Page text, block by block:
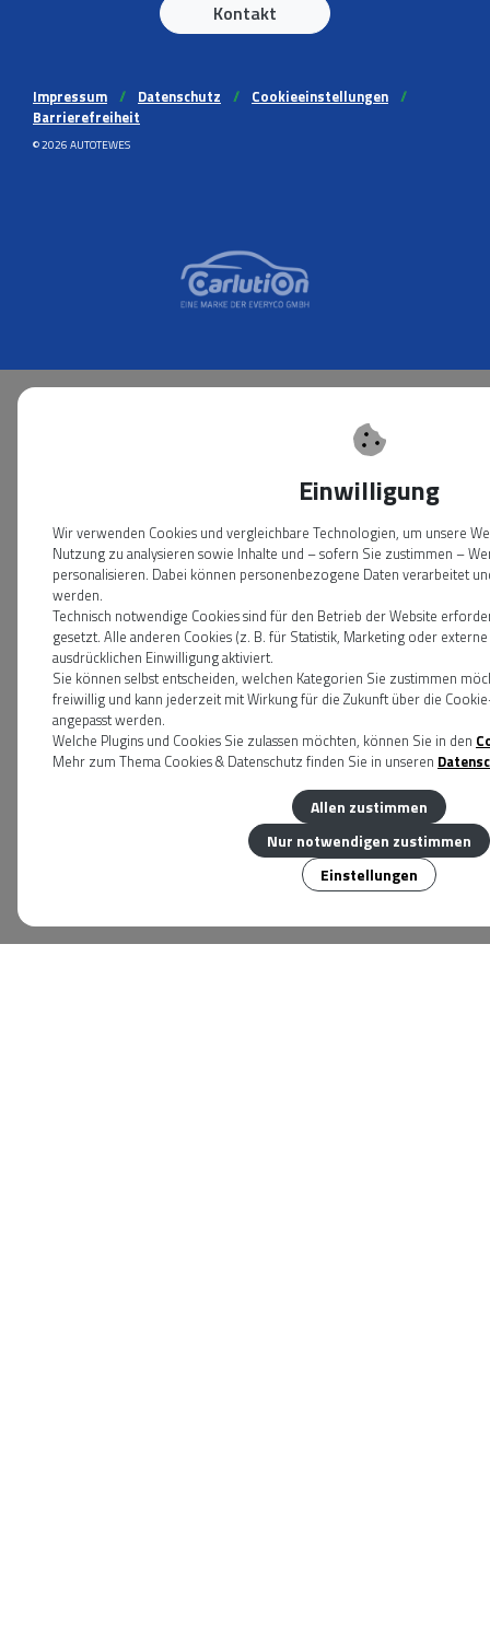
Kontakt
Impressum // Datenschutz // Cookieeinstellungen //
Barrierefreiheit
© 2026 AUTOTEWES
Einwilligung
Wir verwenden Cookies und vergleichbare Technologien, um unsere
Nutzung zu analysieren sowie Inhalte und – sofern Sie zustimmen –
personalisieren. Dabei können personenbezogene Daten verarbeitet
werden.
Technisch notwendige Cookies sind für den Betrieb der Website
gesetzt. Alle anderen Cookies (z. B. für Statistik, Marketing oder
ausdrücklichen Einwilligung aktiviert.
Sie können selbst entscheiden, welchen Kategorien Sie zustimmen
freiwillig und kann jederzeit mit Wirkung für die Zukunft über die
angepasst werden.
Welche Plugins und Cookies Sie zulassen möchten, können Sie in den
Mehr zum Thema Cookies & Datenschutz finden Sie in unseren
Einstellungen
Nur notwendigen zustimmen
Allen zustimmen